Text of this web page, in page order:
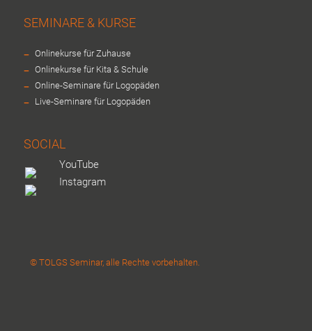
SEMINARE & KURSE
- Onlinekurse für Zuhause
- Onlinekurse für Kita & Schule
- Online-Seminare für Logopäden
- Live-Seminare für Logopäden
SOCIAL
YouTube
Instagram
© TOLGS Seminar, alle Rechte vorbehalten.